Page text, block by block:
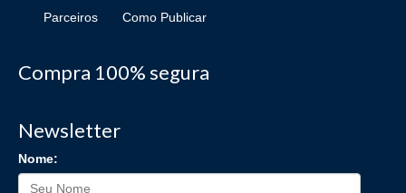
Parceiros Como Publicar
Compra 100% segura
Newsletter
Nome: